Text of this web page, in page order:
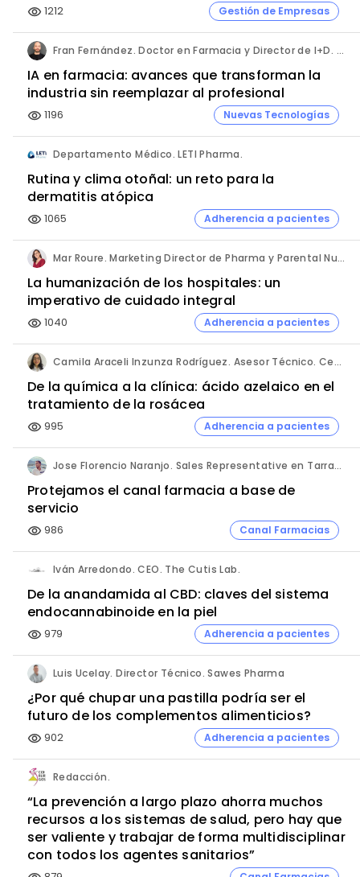
visibility 1212 Gestión de Empresas
Fran Fernández. Doctor en Farmacia y Director de I+D. Labiana
IA en farmacia: avances que transforman la
industria sin reemplazar al profesional
visibility 1196 Nuevas Tecnologías
Departamento Médico. LETI Pharma.
Rutina y clima otoñal: un reto para la
dermatitis atópica
visibility 1065 Adherencia a pacientes
Mar Roure. Marketing Director de Pharma y Parental Nutrition. Fresenius Kabi España.
La humanización de los hospitales: un
imperativo de cuidado integral
visibility 1040 Adherencia a pacientes
Camila Araceli Inzunza Rodríguez. Asesor Técnico. Centro de Innovación Pharmachem México.
De la química a la clínica: ácido azelaico en el
tratamiento de la rosácea
visibility 995 Adherencia a pacientes
Jose Florencio Naranjo. Sales Representative en Tarragona.
Protejamos el canal farmacia a base de
servicio
visibility 986 Canal Farmacias
Iván Arredondo. CEO. The Cutis Lab.
De la anandamida al CBD: claves del sistema
endocannabinoide en la piel
visibility 979 Adherencia a pacientes
Luis Ucelay. Director Técnico. Sawes Pharma
¿Por qué chupar una pastilla podría ser el
futuro de los complementos alimenticios?
visibility 902 Adherencia a pacientes
Redacción.
“La prevención a largo plazo ahorra muchos
recursos a los sistemas de salud, pero hay que
ser valiente y trabajar de forma multidisciplinar
con todos los agentes sanitarios”